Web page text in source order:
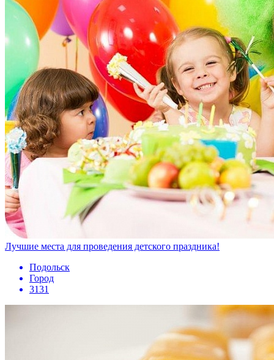
Лучшие места для проведения детского праздника!
Подольск
Город
3131